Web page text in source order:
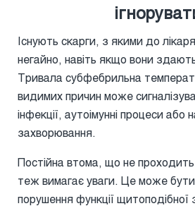
Існують скарги, з якими до
негайно, навіть якщо вони
Тривала субфебрильна
видимих причин може
інфекції, аутоімунні процеси або
захворювання.
Постійна втома, що не проходить
теж вимагає уваги. Це може бути
порушення функції щитоподібної